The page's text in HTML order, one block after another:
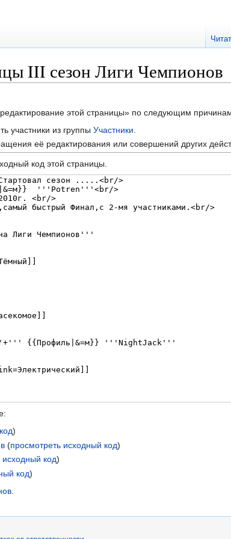
III сезон Лиги Чемпионов
этой страницы» по следующим
участники из группыУчастники
её редактирования или совершений других
код этой страницы.
)
(просмотреть исходный код)
исходный код)
код)